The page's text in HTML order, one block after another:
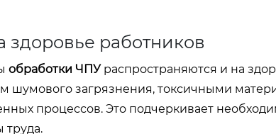
здоровье работников
обработки ЧПУраспространяются и на
шумового загрязнения, токсичными
процессов. Это подчеркивает
труда.